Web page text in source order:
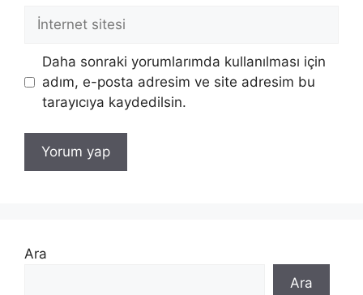
İnternet
sitesi
Daha sonraki yorumlarımda kullanılması için
adım, e-posta adresim ve site adresim bu
tarayıcıya kaydedilsin.
Ara
Ara